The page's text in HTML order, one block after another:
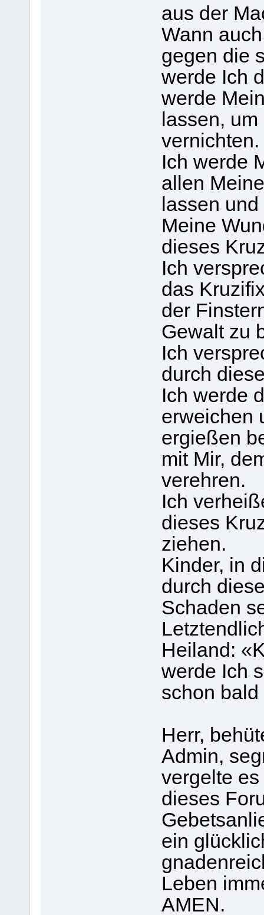
aus der
Wann
gegen die
werde Ich
werde
lassen,
vernichten.
Ich werde
allen
lassen
Meine
dieses
Ich
das
der
Gewalt zu
Ich
durch
Ich werde
erweichen
ergießen
mit Mir,
verehren.
Ich
dieses
ziehen.
Kinder, in
durch
Schaden
Heiland:
werde Ich
schon
Herr,
Admin,
vergelte
dieses
ein
Leben
AMEN.